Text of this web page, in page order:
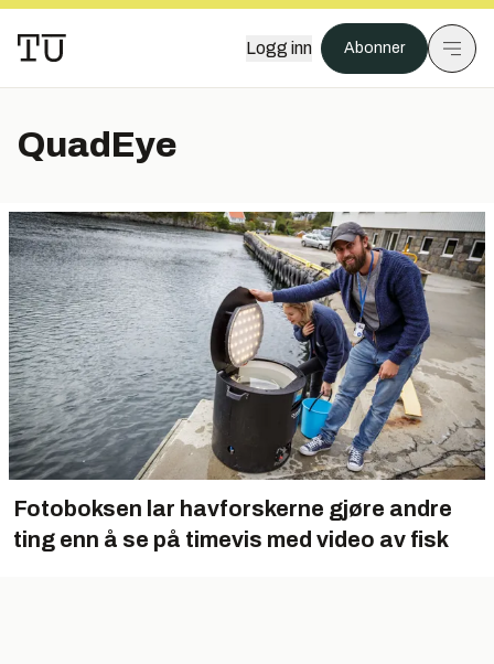
Logg inn Abonner
QuadEye
Fotoboksen lar havforskerne gjøre andre
ting enn å se på timevis med video av fisk